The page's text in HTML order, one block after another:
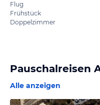
Flug
Frühstück
Doppelzimmer
Pauschalreisen
Alle anzeigen